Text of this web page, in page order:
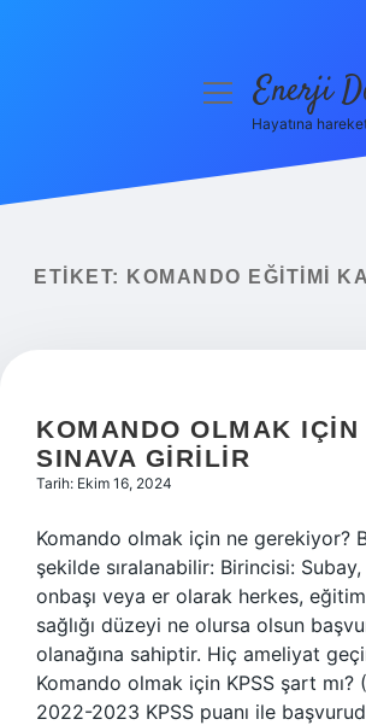
Yasal Uyarı
menüyüEnerji
Hayatına
ETIKET: KOMANDO EĞITIMI
KOMANDO OLMAK IÇIN
SINAVA GIRILIR
Tarih: Ekim 16, 2024
Komando olmak için ne gerekiyor?
şekilde sıralanabilir: Birincisi:
onbaşı veya er olarak herkes,
sağlığı düzeyi ne olursa olsun
olanağına sahiptir. Hiç ameliyat
Komando olmak için KPSS şart mı?
2022-2023 KPSS puanı ile